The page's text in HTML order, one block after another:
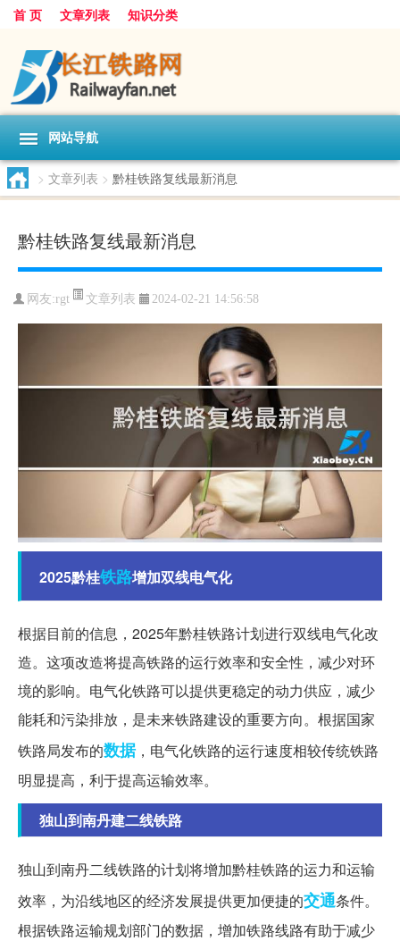
首 页 文章列表 知识分类
网站导航
> 文章列表 > 黔桂铁路复线最新消息
黔桂铁路复线最新消息
网友:rgt 文章列表 2024-02-21 14:56:58
2025黔桂铁路增加双线电气化
根据目前的信息，2025年黔桂铁路计划进行双线电气化改
造。这项改造将提高铁路的运行效率和安全性，减少对环
境的影响。电气化铁路可以提供更稳定的动力供应，减少
能耗和污染排放，是未来铁路建设的重要方向。根据国家
铁路局发布的数据，电气化铁路的运行速度相较传统铁路
明显提高，利于提高运输效率。
独山到南丹建二线铁路
独山到南丹二线铁路的计划将增加黔桂铁路的运力和运输
效率，为沿线地区的经济发展提供更加便捷的交通条件。
根据铁路运输规划部门的数据，增加铁路线路有助于减少